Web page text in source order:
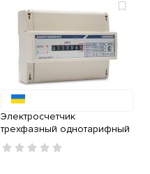
Электросчетчик
трехфазный однотарифный
ЦЭ 6804- U/1 220В 10-100А
3ф. 4пр. МР31 Энергомера